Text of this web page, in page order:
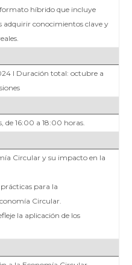
híbrido que incluye
adquirir conocimientos clave y
I Duración total: octubre a
de 16:00 a 18:00 horas.
Circular y su impacto en la
para la
Circular.
la aplicación de los